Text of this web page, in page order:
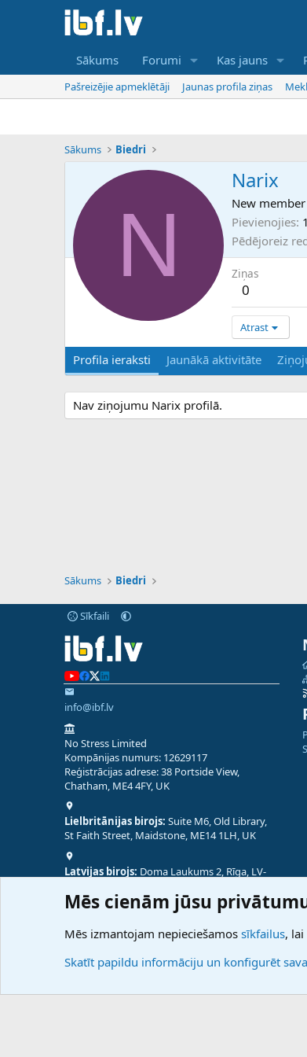
Sākums Forumi Kas jauns
Pašreizējie apmeklētāji Jaunas profila ziņas
Sākums Biedri
N
Narix
New member
Pievienojies
Pēdējoreiz
Ziņas
0
Atrast
Profila ieraksti Jaunākā aktivitāte
Nav ziņojumu Narix profilā.
Sākums Biedri
Sīkfaili
info@ibf.lv
No Stress Limited
Kompānijas numurs: 12629117
Reģistrācijas adrese: 38 Portside View,
Chatham, ME4 4FY, UK
Lielbritānijas birojs: Suite M6, Old Library,
St Faith Street, Maidstone, ME14 1LH, UK
Latvijas birojs: Doma Laukums 2, Rīga, LV-
Mēs cienām jūsu
Mēs izmantojam nepieciešamos sīkfailus,
Skatīt papildu informāciju un konfigurēt